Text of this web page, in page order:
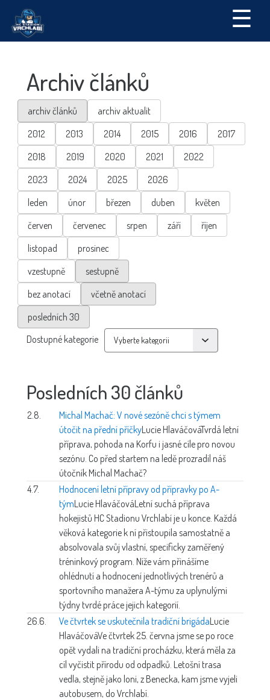
☰
Archiv článků
archiv článků
archiv aktualit
2012
2013 2014 2015 2016
2017
2018
2019 2020 2021
2022
2023
2024 2025
2026
leden
únor březen duben
květen
červen
červenec srpen září
říjen
listopad
prosinec
vzestupně
sestupně
bez anotací
včetně anotací
posledních 30
Dostupné kategorie
Posledních 30 článků
2.8.
Michal Machač: V nové sezóně chci s týmem
útočit na přední příčkyLucie HlaváčováTvrdá letní
příprava, pohoda na Korfu i jasné cíle pro novou
sezónu. Co před startem na ledě prozradil náš
útočník Michal Machač?
4.7.
Hodnocení letní přípravy od přípravky po A-
týmLucie HlaváčováLetní suchá příprava
hokejistů HC Stadionu Vrchlabí je u konce. Každá
věková kategorie k ní přistoupila samostatně a
absolvovala svůj vlastní, specificky zaměřený
tréninkový program. Níže vám přinášíme
ohlédnutí a hodnocení jednotlivých trenérů a
sportovního manažera A-týmu za uplynulými
týdny tvrdé práce jejich kategorií.
26.6.
Ve čtvrtek se uskutečnila tradiční brigádaLucie
HlaváčováVe čtvrtek 25. června jsme se po roce
opět vydali na tradiční procházku, která měla za
cíl vyčistit přírodu od odpadků. Letošní trasa
vedla, stejně jako loni, z Benecka, kam jsme vyjeli
autobusem, do Vrchlabí.